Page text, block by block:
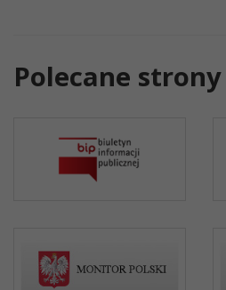
Polecane strony